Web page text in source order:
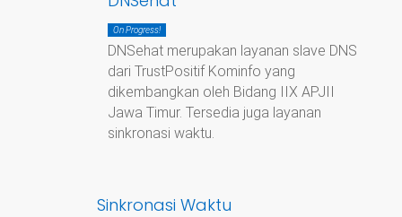
On Progress!
DNSehat merupakan layanan slave DNS
dari TrustPositif Kominfo yang
dikembangkan oleh Bidang IIX APJII
Jawa Timur. Tersedia juga layanan
sinkronasi waktu.
Sinkronasi Waktu